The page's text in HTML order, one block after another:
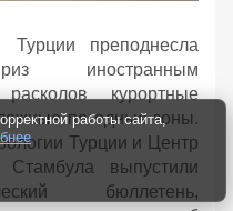
Турции преподнесла
иностранным
курортные
погодные зоны.
Турции и Центр
Стамбула выпустили
бюллетень,
работы сайта,